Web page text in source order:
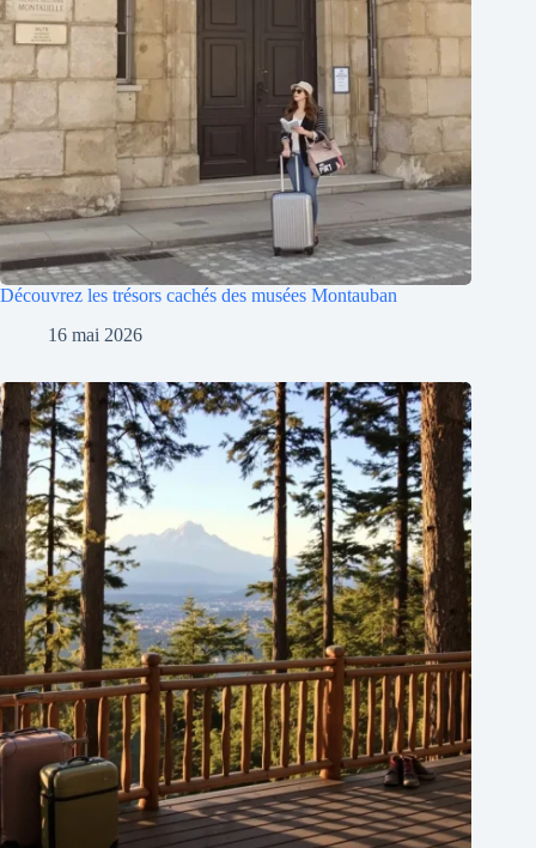
Découvrez les trésors cachés des musées Montauban
16 mai 2026